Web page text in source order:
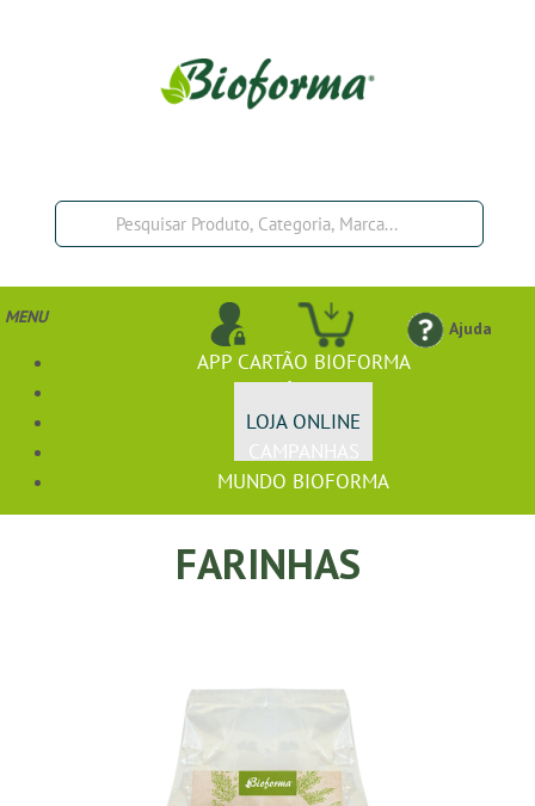
Ajuda
MENU
APP CARTÃO BIOFORMA
LOJA ONLINE
MUNDO BIOFORMA
FARINHAS